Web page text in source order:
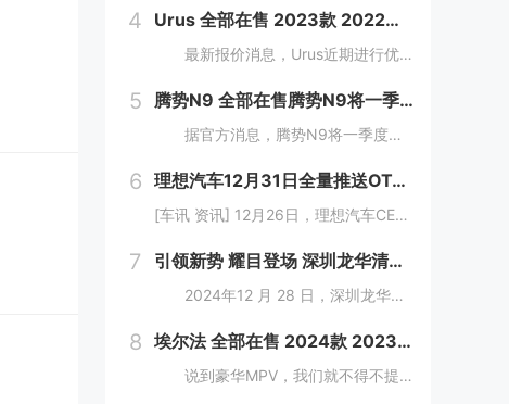
4 Urus 全部在售 2023款 2022款 2021款 2018款购Urus享5.4万优惠 欢迎到店试驾
最新报价消息，Urus近期进行优惠促销，网友关注度较高，对Urus这款车型有兴趣的网友，可参考以下报价：...
5 腾势N9 全部在售腾势N9将一季度上市 提供插混及纯电版
据官方消息，腾势N9将一季度上市，还有一款比D9更大更强MPV将推出。新车定位大型旗舰SUV，将搭载易三方。 &nb...
6 理想汽车12月31日全量推送OTA 7.0 有望在2025年实现L3级自动驾驶
[车讯 资讯] 12月26日，理想汽车CEO李想和智驾负责人郎咸朋在直播中讲解了理想汽车在智驾方面的发展动向。理想汽车将在12月31日全量推送OTA 7.0给AD Max用户。按照理想现在的端到端+VLM体系继续迭代，有望在2025...
7 引领新势 耀目登场 深圳龙华清湖腾势中心店盛大开业
2024年12 月 28 日，深圳龙华区迎来了汽车行业的又一大盛事——深圳龙华清湖腾势中心盛大开业，标志着腾势品牌在深圳区域布局的进一步拓展，为满...
8 埃尔法 全部在售 2024款 2023款 2021款 2020款 2019款 2018款2024款国六丰田埃尔法酬宾让利 大空间合理布局
说到豪华MPV，我们就不得不提到MPV界的一款神车，那就是"丰田埃尔法"，丰田埃尔法拥有轿车般的舒适度，所以它一直以来都是作为各大公司企业的行政用车。埃尔法...